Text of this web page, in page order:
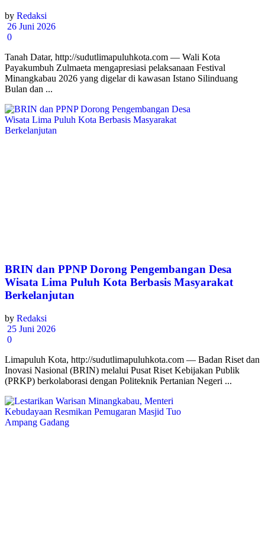
by Redaksi
26 Juni 2026
0
Tanah Datar, http://sudutlimapuluhkota.com — Wali Kota
Payakumbuh Zulmaeta mengapresiasi pelaksanaan Festival
Minangkabau 2026 yang digelar di kawasan Istano Silinduang
Bulan dan ...
BRIN dan PPNP Dorong Pengembangan Desa
Wisata Lima Puluh Kota Berbasis Masyarakat
Berkelanjutan
by Redaksi
25 Juni 2026
0
Limapuluh Kota, http://sudutlimapuluhkota.com — Badan Riset dan
Inovasi Nasional (BRIN) melalui Pusat Riset Kebijakan Publik
(PRKP) berkolaborasi dengan Politeknik Pertanian Negeri ...